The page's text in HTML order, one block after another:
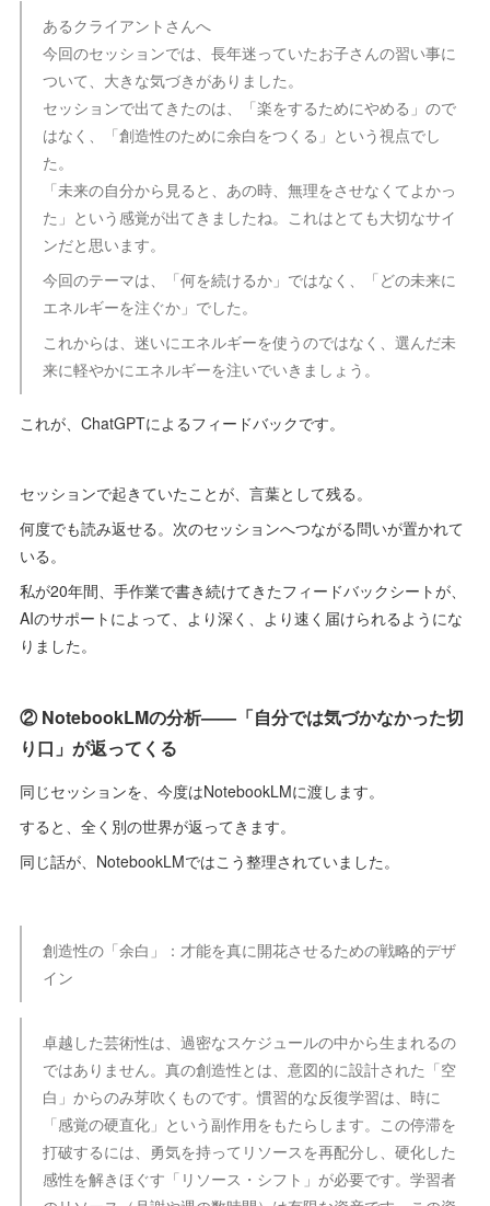
あるクライアントさんへ
今回のセッションでは、長年迷っていたお子さんの習い事に
ついて、大きな気づきがありました。
セッションで出てきたのは、「楽をするためにやめる」ので
はなく、「創造性のために余白をつくる」という視点でし
た。
「未来の自分から見ると、あの時、無理をさせなくてよかっ
た」という感覚が出てきましたね。これはとても大切なサイ
ンだと思います。
今回のテーマは、「何を続けるか」ではなく、「どの未来に
エネルギーを注ぐか」でした。
これからは、迷いにエネルギーを使うのではなく、選んだ未
来に軽やかにエネルギーを注いでいきましょう。
これが、ChatGPTによるフィードバックです。
セッションで起きていたことが、言葉として残る。
何度でも読み返せる。次のセッションへつながる問いが置かれて
いる。
私が20年間、手作業で書き続けてきたフィードバックシートが、
AIのサポートによって、より深く、より速く届けられるようにな
りました。
② NotebookLMの分析——「自分では気づかなかった切
り口」が返ってくる
同じセッションを、今度はNotebookLMに渡します。
すると、全く別の世界が返ってきます。
同じ話が、NotebookLMではこう整理されていました。
創造性の「余白」：才能を真に開花させるための戦略的デザ
イン
卓越した芸術性は、過密なスケジュールの中から生まれるの
ではありません。真の創造性とは、意図的に設計された「空
白」からのみ芽吹くものです。慣習的な反復学習は、時に
「感覚の硬直化」という副作用をもたらします。この停滞を
打破するには、勇気を持ってリソースを再配分し、硬化した
感性を解きほぐす「リソース・シフト」が必要です。学習者